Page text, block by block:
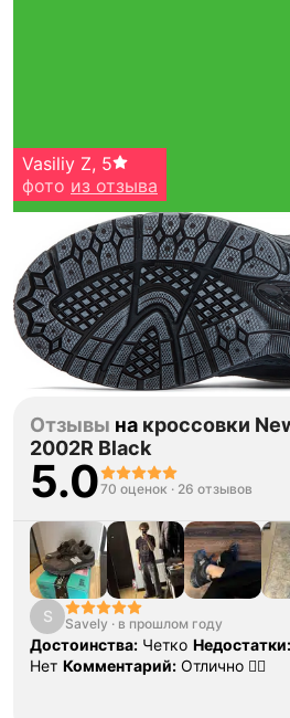
Тройная гарантия
оригинальности
Товар сертифицирован и
Проверяем на оригинальность
по 16 параметрам.
Если придёт подделка — вернём
в трёхкратном размере.
Как мы провеяем товары
Vasiliy Z, 5
фото из отзыва
Отзывы на кроссовки
2002R Black
5.070 оценок · 26 отзывов
S Savely · в прошлом году
Достоинства: Четко Недостатки:
Нет Комментарий: Отлично 👍🏻